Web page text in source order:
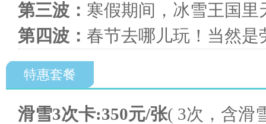
第三波： 寒假期间，冰雪王国
第四波： 春节去哪儿玩！当然
特惠套餐
滑雪3次卡:350元/张( 3次，含滑